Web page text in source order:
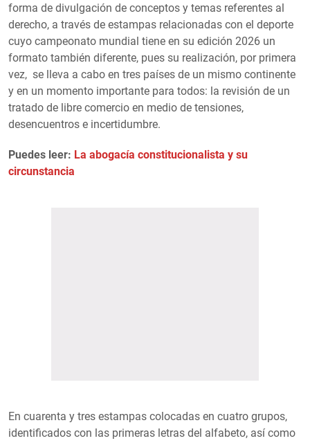
forma de divulgación de conceptos y temas referentes al
derecho, a través de estampas relacionadas con el deporte
cuyo campeonato mundial tiene en su edición 2026 un
formato también diferente, pues su realización, por primera
vez, se lleva a cabo en tres países de un mismo continente
y en un momento importante para todos: la revisión de un
tratado de libre comercio en medio de tensiones,
desencuentros e incertidumbre.
Puedes leer: La abogacía constitucionalista y su
circunstancia
En cuarenta y tres estampas colocadas en cuatro grupos,
identificados con las primeras letras del alfabeto, así como